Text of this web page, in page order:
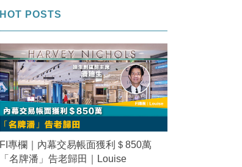
HOT POSTS
FI專欄｜內幕交易帳面獲利＄850萬
「名牌潘」告老歸田｜Louise